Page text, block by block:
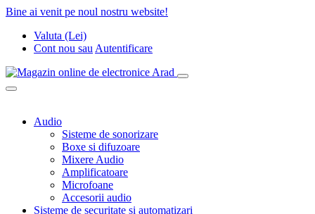
Bine ai venit pe noul nostru website!
Valuta (Lei)
Cont nou sau Autentificare
Audio
Sisteme de sonorizare
Boxe si difuzoare
Mixere Audio
Amplificatoare
Microfoane
Accesorii audio
Sisteme de securitate si automatizari